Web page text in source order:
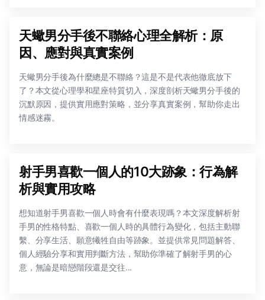
天蠍男分手後不聯絡心理全解析：原
因、應對與真實案例
天蠍男分手後為什麼總是不聯絡？這是不是代表他徹底放下
了？本文從心理學和星座特質切入，深度剖析天蠍男分手後的
沉默原因，提供實用應對策略，並分享真實案例，幫助你走出
情感迷霧。
射手男喜歡一個人的10大跡象：行為解
析與實用攻略
想知道射手男喜歡一個人時會有什麼表現嗎？本文深度解析射
手男的性格特點、喜歡一個人時的具體行為變化，包括主動聯
繫、分享生活、願意犧牲自由等跡象。並提供常見問題解答、
個人經驗分享和實用判斷方法，幫助你準確了解射手男的心
意，無論是暗戀階段還是交往...